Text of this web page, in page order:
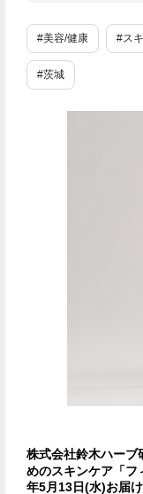
#美容/健康 #ス
#茨城
株式会社鈴木ハーブ
めのスキンケア「フ
年5月13日(水)お届